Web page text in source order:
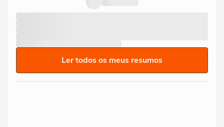
Ler todos os meus resumos